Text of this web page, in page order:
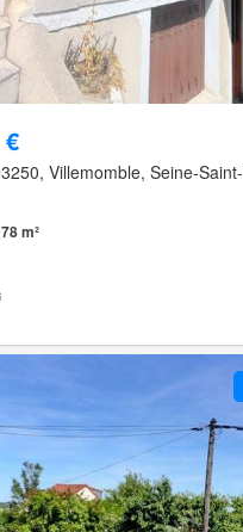
Villemomble, Seine-
78 m²